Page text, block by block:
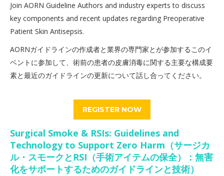
Join AORN Guideline Authors and industry experts to discuss
key components and recent updates regarding Preoperative
Patient Skin Antisepsis.
AORNガイドラインの作成者と業界の専門家とが参加するこのイ
ベントに参加して、術前の患者の皮膚消毒に関する主要な構成要
素と最近のガイドラインの更新について話し合ってください。
REGISTER NOW
Surgical Smoke & RSIs: Guidelines and
Technology to Support Zero Harm（サージカ
ル・スモークとRSI（手術アイテムの保全）：無害
化をサポートするためのガイドラインと技術）